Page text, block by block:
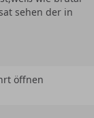
sehen der in
öffnen